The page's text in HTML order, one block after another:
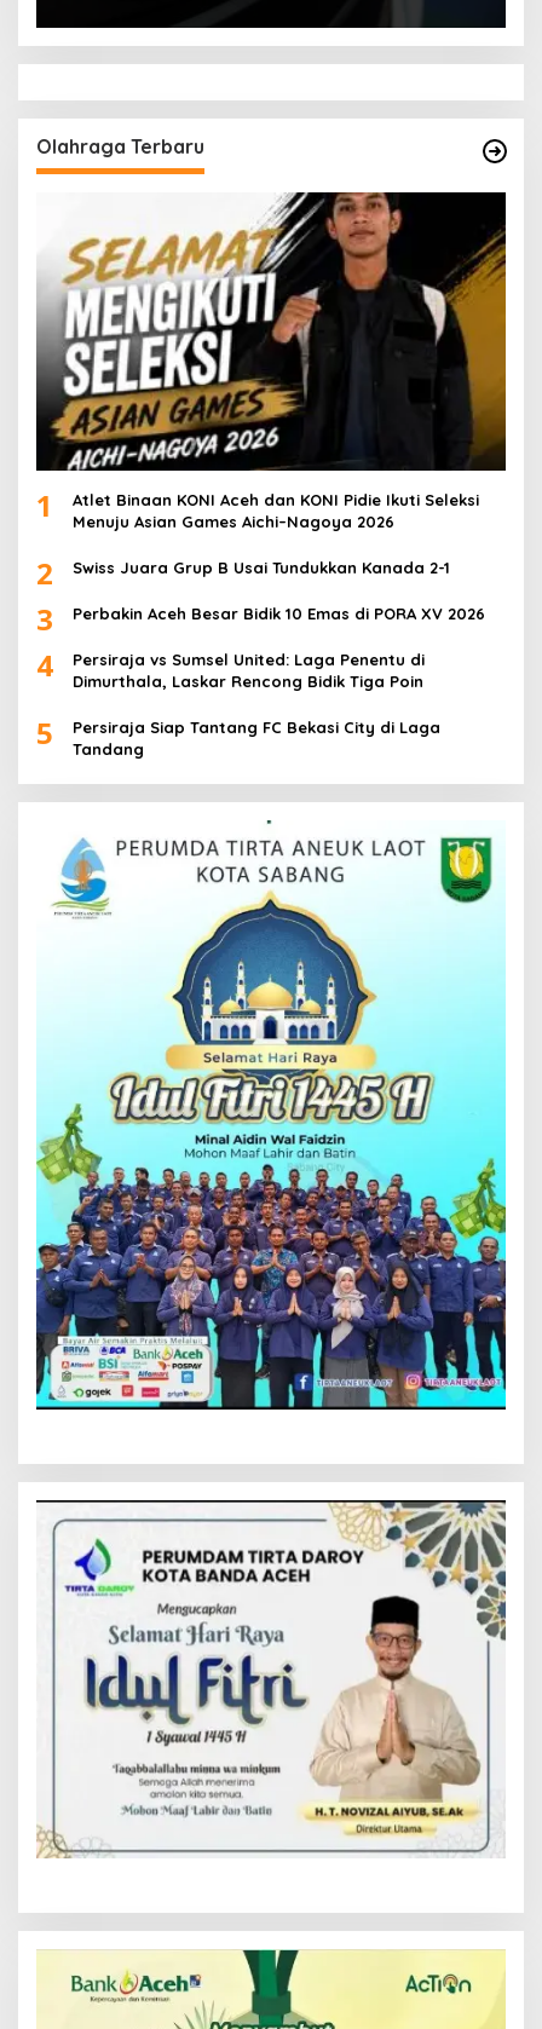
Olahraga Terbaru
1
Atlet Binaan KONI Aceh dan KONI Pidie Ikuti Seleksi
Menuju Asian Games Aichi–Nagoya 2026
2 Swiss Juara Grup B Usai Tundukkan Kanada 2-1
3 Perbakin Aceh Besar Bidik 10 Emas di PORA XV 2026
4
Persiraja vs Sumsel United: Laga Penentu di
Dimurthala, Laskar Rencong Bidik Tiga Poin
5
Persiraja Siap Tantang FC Bekasi City di Laga
Tandang